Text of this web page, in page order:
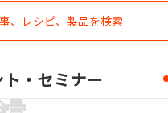
・セミナー
おすすめの製品